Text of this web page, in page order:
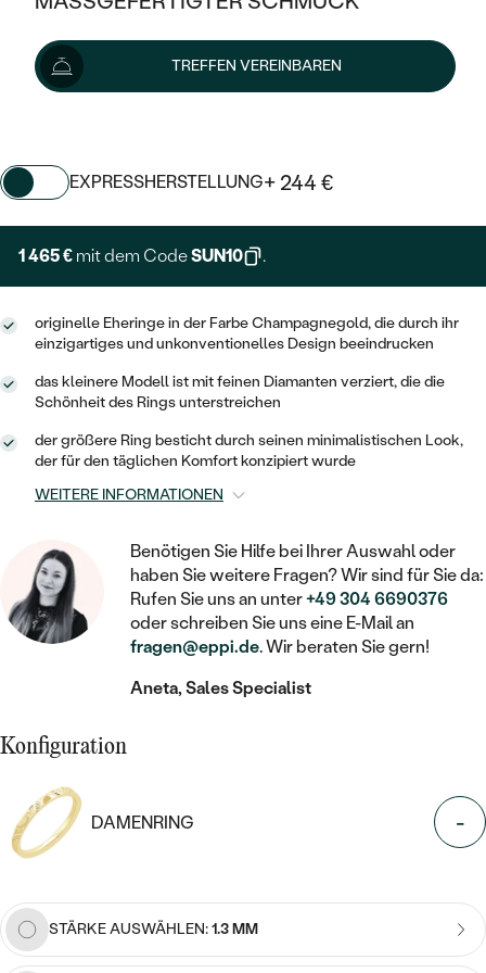
KLASSISCH
MEMOIRE
V-FORM
VINTAGE
AUSSERGEWÖHNLICHE
GEHÄMMERTE
VON HAND GRAVIERTE
MIT FÜLLUNG
IM SET
NACH PREIS
MIT MEHREREN DIAMANTEN
HALO
VINTAGE
IM SET
AUSSERGEWÖHNLICH
WÄHLE EINEN RING
DIAMANTEN ZUM EINFASSEN
EINFASSEN
FARBIGE DIAMANTEN ZUM EINFASSEN
MIT LAB GROWN DIAMANT
MIT MOISSANIT
MIT SCHWARZEN DIAMANTEN
AUSVERKAUF
WENN SCHMUCK HILFT
NACH TYP
RINGE
ANHÄNGER / KETTEN
SCHMUCKSET
HERRENSCHMUCK
BROSCHEN
SCHMUCKZUBEHÖR
NACH MATERIAL
GOLD
SILBER
PLATIN
NACH STEIN
DIAMANTSCHMUCK
PLATIN
OHRSTECKER
MINIMALISTISCHE
OHRHÄNGER
SOLITÄR
HERZ
KINDER
PIERCINGS
NACH STEIN
NACH PREIS
LUXURIÖSE
GOLD
SILBER
SOLITÄR
ZUR GEBURT EINES KINDES
MIT STERNZEICHEN
MINIMALISTISCH
KETTEN
HERZKETTEN
MIT TIEREN
NACH EDELSTEIN
MIT DIAMANT
MIT EDELSTEIN
PERLENKETTEN
NACH PREIS
AUSVERKAUF
GOLD
PLATIN
NACH STYL
MEMOIRE
MINIMALISTISCHE
STATEMENT
SIEGELRINGE
PERSONALISIERT
NACH EDELSTEIN
MIT EDELSTEIN
PERLENRINGE
PREISWERTE
TREFFEN VEREINBAREN
1 628 € Preis pro Paar
EXPRESSHERSTELLUNG+ 244 €
1 465 € mit dem CodeSUN10 .
originelle Eheringe in der Farbe Champagnegold, die durch ihr
einzigartiges und unkonventionelles Design beeindrucken
das kleinere Modell ist mit feinen Diamanten verziert, die die
Schönheit des Rings unterstreichen
der größere Ring besticht durch seinen minimalistischen Look,
der für den täglichen Komfort konzipiert wurde
WEITERE INFORMATIONEN
Benötigen Sie Hilfe bei Ihrer Auswahl oder
haben Sie weitere Fragen? Wir sind für Sie da:
Rufen Sie uns an unter+49 304 6690376
oder schreiben Sie uns eine E-Mail an
fragen@eppi.de. Wir beraten Sie gern!
Aneta, Sales Specialist
Konfiguration
DAMENRING -
STÄRKE AUSWÄHLEN:1.3 MM